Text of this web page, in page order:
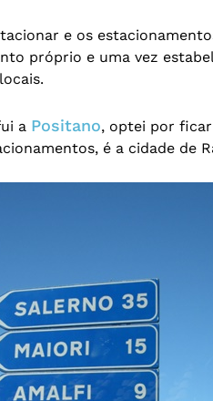
e os
próprio e uma vez
a Positano, optei por
é a cidade de